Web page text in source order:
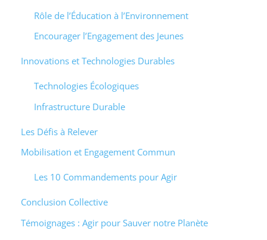
Rôle de l’Éducation à l’Environnement
Encourager l’Engagement des Jeunes
Innovations et Technologies Durables
Technologies Écologiques
Infrastructure Durable
Les Défis à Relever
Mobilisation et Engagement Commun
Les 10 Commandements pour Agir
Conclusion Collective
Témoignages : Agir pour Sauver notre Planète